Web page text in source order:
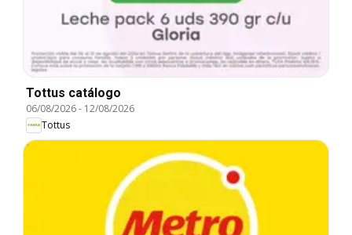
Tottus catálogo
06/08/2026- 12/08/2026
Tottus